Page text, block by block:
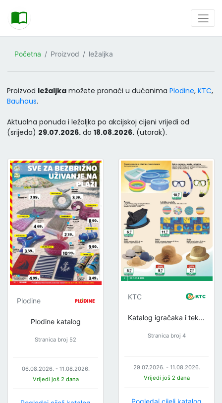
Početna Proizvod ležaljka
Proizvod ležaljka možete pronaći u dućanima Plodine, KTC,
Bauhaus.
Aktualna ponuda i ležaljka po akcijskoj cijeni vrijedi od
(srijeda) 29.07.2026. do 18.08.2026. (utorak).
Plodine
Plodine katalog
Stranica broj 52
06.08.2026. - 11.08.2026.
Vrijedi još 2 dana
KTC
Katalog igračaka i tekstila
Stranica broj 4
29.07.2026. - 11.08.2026.
Vrijedi još 2 dana